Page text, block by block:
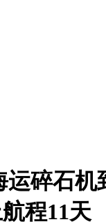
碎石
程11天